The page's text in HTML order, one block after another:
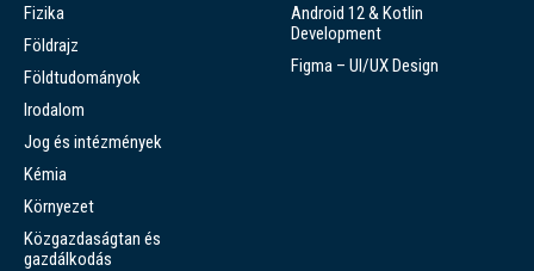
Fizika
Földrajz
Földtudományok
Irodalom
Jog és intézmények
Kémia
Környezet
Közgazdaságtan és
gazdálkodás
Android 12 & Kotlin
Development
Figma – UI/UX Design